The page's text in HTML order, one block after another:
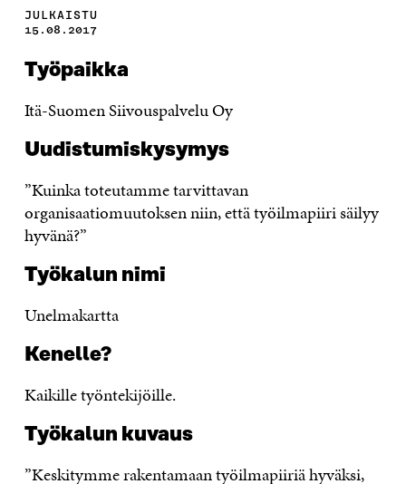
JULKAISTU
15.08.2017
Työpaikka
Itä-Suomen Siivouspalvelu Oy
Uudistumiskysymys
”Kuinka toteutamme tarvittavan
organisaatiomuutoksen niin, että työilmapiiri säilyy
hyvänä?”
Työkalun nimi
Unelmakartta
Kenelle?
Kaikille työntekijöille.
Työkalun kuvaus
”Keskitymme rakentamaan työilmapiiriä hyväksi,